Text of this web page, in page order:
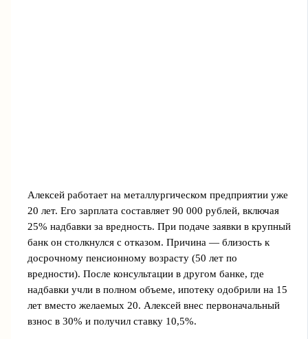
Алексей работает на металлургическом предприятии уже
20 лет. Его зарплата составляет 90 000 рублей, включая
25% надбавки за вредность. При подаче заявки в крупный
банк он столкнулся с отказом. Причина — близость к
досрочному пенсионному возрасту (50 лет по
вредности). После консультации в другом банке, где
надбавки учли в полном объеме, ипотеку одобрили на 15
лет вместо желаемых 20. Алексей внес первоначальный
взнос в 30% и получил ставку 10,5%.